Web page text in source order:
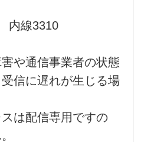
内線3310
や通信事業者の状態
信に遅れが生じる場
は配信専用ですの